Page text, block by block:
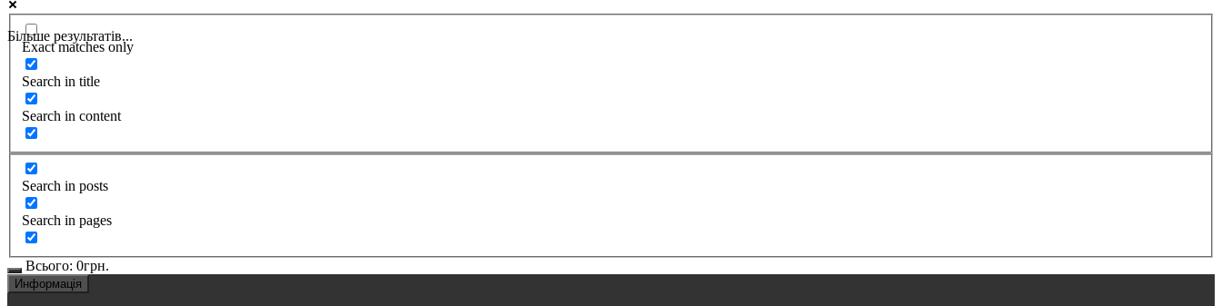
Більше результатів...
Exact matches only
Search in title
Search in content
Search in posts
Search in pages
Всього: 0грн.
Информація